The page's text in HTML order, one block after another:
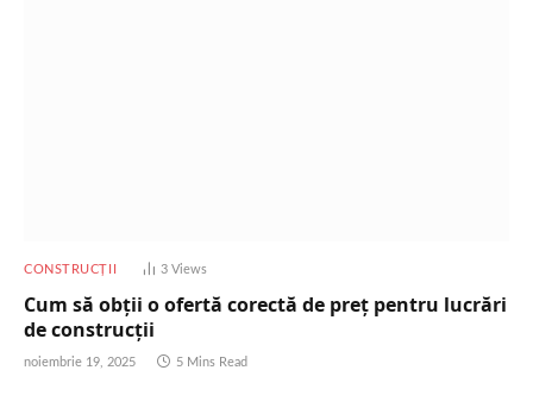
CONSTRUCȚII 3Views
Cum să obții o ofertă corectă de preț pentru lucrări
de construcții
noiembrie 19, 2025 5 Mins Read